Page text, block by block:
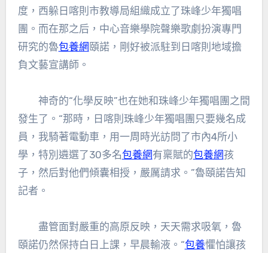
度，西躲日喀則市教導局組織成立了珠峰少年獨唱
團。而在那之后，中心音樂學院聲樂歌劇扮演專門
研究的魯包養網 頤諾，剛好被派駐到日喀則地域擔
負文藝宣講師。
神奇的“化學反映”也在她和珠峰少年獨唱團之間
發生了。“那時，日喀則珠峰少年獨唱團只要幾名成
員，我騎著電動車，用一周時光訪問了市內4所小
學，特別遴選了30多名包養網有稟賦的包養網孩
子，然后對他們傾囊相授，嚴厲請求。”魯頤諾告知
記者。
盡管面對嚴重的高原反映，天天需求吸氧，魯
頤諾仍然保持白日上課，早晨輸液。“包養懼怕讓孩